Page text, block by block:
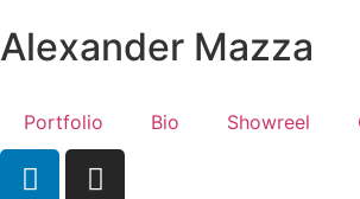
Alexander Mazza
Portfolio Bio Showreel